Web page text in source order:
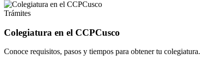
Trámites
Colegiatura en el CCPCusco
Conoce requisitos, pasos y tiempos para obtener tu colegiatura.